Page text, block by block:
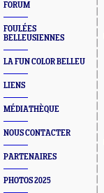
FORUM
FOULÉES
BELLEUSIENNES
LA FUN COLOR BELLEU
LIENS
MÉDIATHÈQUE
NOUS CONTACTER
PARTENAIRES
PHOTOS 2025